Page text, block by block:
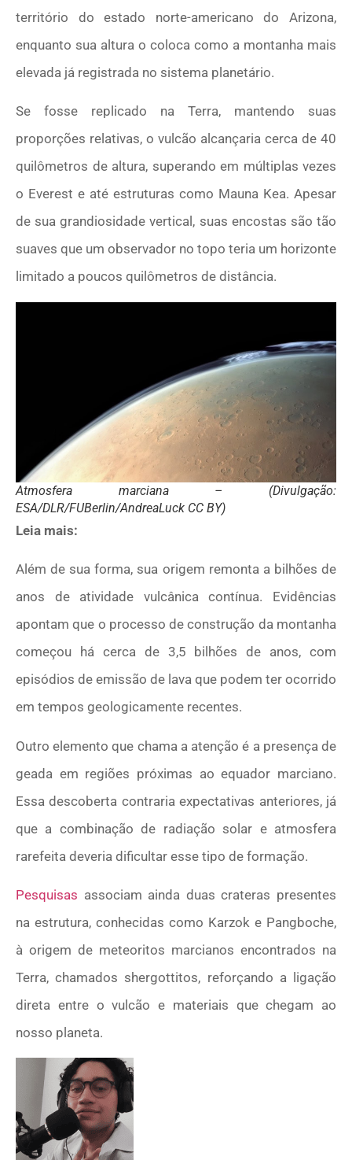
território do estado norte-americano do Arizona,
enquanto sua altura o coloca como a montanha mais
elevada já registrada no sistema planetário.
Se fosse replicado na Terra, mantendo suas
proporções relativas, o vulcão alcançaria cerca de 40
quilômetros de altura, superando em múltiplas vezes
o Everest e até estruturas como Mauna Kea. Apesar
de sua grandiosidade vertical, suas encostas são tão
suaves que um observador no topo teria um horizonte
limitado a poucos quilômetros de distância.
Atmosfera marciana – (Divulgação:
ESA/DLR/FUBerlin/AndreaLuck CC BY)
Leia mais:
Além de sua forma, sua origem remonta a bilhões de
anos de atividade vulcânica contínua. Evidências
apontam que o processo de construção da montanha
começou há cerca de 3,5 bilhões de anos, com
episódios de emissão de lava que podem ter ocorrido
em tempos geologicamente recentes.
Outro elemento que chama a atenção é a presença de
geada em regiões próximas ao equador marciano.
Essa descoberta contraria expectativas anteriores, já
que a combinação de radiação solar e atmosfera
rarefeita deveria dificultar esse tipo de formação.
Pesquisas associam ainda duas crateras presentes
na estrutura, conhecidas como Karzok e Pangboche,
à origem de meteoritos marcianos encontrados na
Terra, chamados shergottitos, reforçando a ligação
direta entre o vulcão e materiais que chegam ao
nosso planeta.